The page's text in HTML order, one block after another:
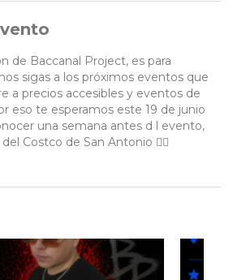
de Baccanal Project, es para
sigas a los próximos eventos que
a precios accesibles y eventos de
eso te esperamos este 19 de junio
una semana antes d l evento,
Costco de San Antonio ✌🏻